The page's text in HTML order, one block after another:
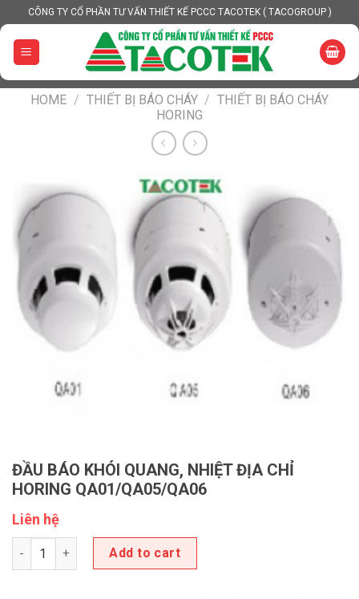
to
content
CÔNG TY CỔ PHẦN TƯ VẤN THIẾT KẾ PCCC TACOTEK ( TACOGROUP )
HOME / THIẾT BỊ BÁO CHÁY / THIẾT BỊ BÁO CHÁY
HORING
ĐẦU BÁO KHÓI QUANG, NHIỆT ĐỊA CHỈ
HORING QA01/QA05/QA06
Liên hệ
ĐẦU BÁO KHÓI QUANG, NHIỆT ĐỊA CHỈ HORING QA01/QA05/
Add to cart